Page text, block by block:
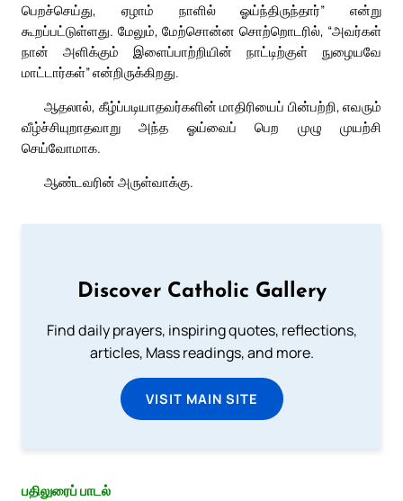
பெறச்செய்து, ஏழாம் நாளில் ஓய்ந்திருந்தார்” என்று
கூறப்பட்டுள்ளது. மேலும், மேற்சொன்ன சொற்றொடரில், “அவர்கள்
நான் அளிக்கும் இளைப்பாற்றியின் நாட்டிற்குள் நுழையவே
மாட்டார்கள்” என்றிருக்கிறது.
ஆதலால், கீழ்ப்படியாதவர்களின் மாதிரியைப் பின்பற்றி, எவரும்
வீழ்ச்சியுறாதவாறு அந்த ஓய்வைப் பெற முழு முயற்சி
செய்வோமாக.
ஆண்டவரின் அருள்வாக்கு.
Discover Catholic Gallery
Find daily prayers, inspiring quotes, reflections,
articles, Mass readings, and more.
VISIT MAIN SITE
பதிலுரைப் பாடல்